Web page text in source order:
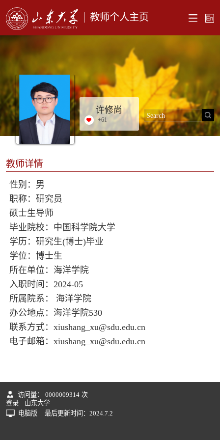
教师个人主页
许修尚
+61
教师详情
性别：男
职称：研究员
硕士生导师
毕业院校：中国科学院大学
学历：研究生(博士)毕业
学位：博士生
所在单位：海洋学院
入职时间：2024-05
所属院系： 海洋学院
办公地点：海洋学院530
联系方式： xiushang_xu@sdu.edu.cn
电子邮箱： xiushang_xu@sdu.edu.cn
访问量： 0000009314 次
登录
山东大学
电脑版
最后更新时间： 2024. 7 2